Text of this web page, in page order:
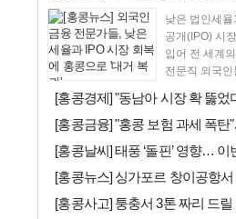
낮은 법인세
공개(IPO) 시
입어 전 세계
전문직 외국